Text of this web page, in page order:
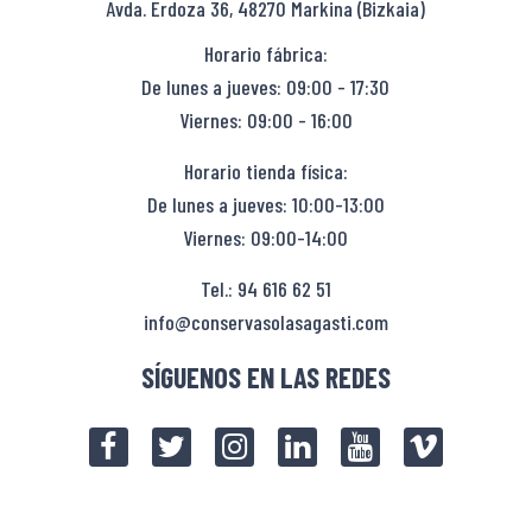
Avda. Erdoza 36, 48270 Markina (Bizkaia)
Horario fábrica:
De lunes a jueves: 09:00 - 17:30
Viernes: 09:00 - 16:00
Horario tienda física:
De lunes a jueves: 10:00-13:00
Viernes: 09:00-14:00
Tel.: 94 616 62 51
info@conservasolasagasti.com
SÍGUENOS EN LAS REDES